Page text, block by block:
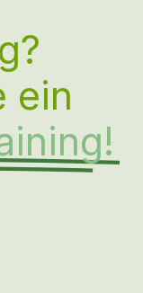
ein